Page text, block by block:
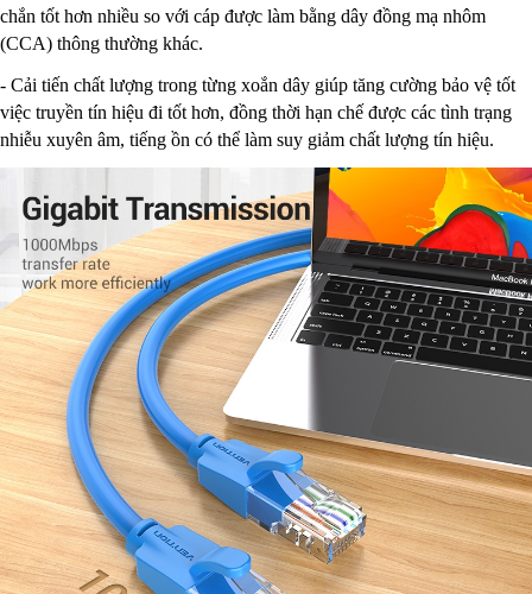
chắn tốt hơn nhiều so với cáp được làm bằng dây đồng mạ nhôm
(CCA) thông thường khác.
- Cải tiến chất lượng trong từng xoắn dây giúp tăng cường bảo vệ tốt
việc truyền tín hiệu đi tốt hơn, đồng thời hạn chế được các tình trạng
nhiễu xuyên âm, tiếng ồn có thể làm suy giảm chất lượng tín hiệu.